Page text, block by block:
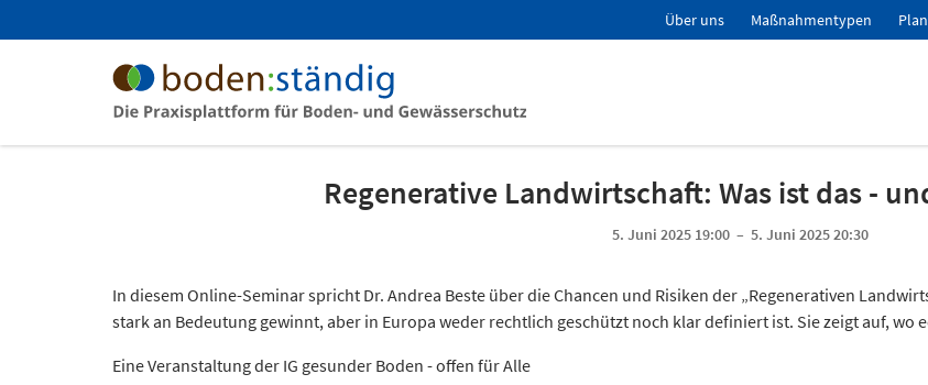
Über uns Maßnahmentypen
Regenerative Landwirtschaft: Was ist das -
5. Juni 2025 19:00 – 5. Juni 2025 20:30
In diesem Online-Seminar spricht Dr. Andrea Beste über die Chancen und Risiken der „Regenerativen
stark an Bedeutung gewinnt, aber in Europa weder rechtlich geschützt noch klar definiert ist. Sie zeigt auf, wo
Eine Veranstaltung der IG gesunder Boden - offen für Alle